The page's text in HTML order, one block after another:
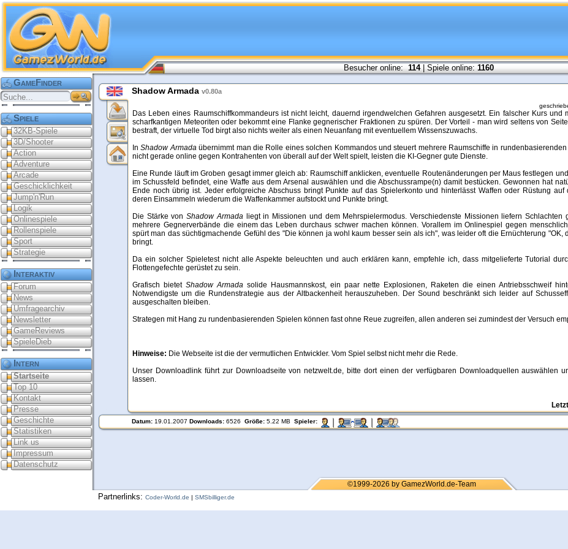
Besucher online:114| Spiele online:1160
GameFinder
Spiele
32KB-Spiele
3D/Shooter
Action
Adventure
Arcade
Geschicklichkeit
Jump'n'Run
Logik
Onlinespiele
Rollenspiele
Sport
Strategie
Interaktiv
Forum
News
Umfragearchiv
Newsletter
GameReviews
SpieleDieb
Intern
Startseite
Top 10
Kontakt
Presse
Geschichte
Statistiken
Link us
Impressum
Datenschutz
Shadow Armada v0.80a
Das Leben eines Raumschiffkommandeurs ist nicht leicht, dauernd irgendwelchen Gefahren ausgesetzt. Ein falscher Kurs und
scharfkantigen Meteoriten oder bekommt eine Flanke gegnerischer Fraktionen zu spüren. Der Vorteil - man wird seltens von
bestraft, der virtuelle Tod birgt also nichts weiter als einen Neuanfang mit eventuellem Wissenszuwachs.
InShadow Armadaübernimmt man die Rolle eines solchen Kommandos und steuert mehrere Raumschiffe in
nicht gerade online gegen Kontrahenten von überall auf der Welt spielt, leisten die KI-Gegner gute Dienste.
Eine Runde läuft im Groben gesagt immer gleich ab: Raumschiff anklicken, eventuelle Routenänderungen per Maus festlegen
im Schussfeld befindet, eine Waffe aus dem Arsenal auswählen und die Abschussrampe(n) damit bestücken. Gewonnen hat
Ende noch übrig ist. Jeder erfolgreiche Abschuss bringt Punkte auf das Spielerkonto und hinterlässt Waffen oder Rüstung auf
deren Einsammeln wiederum die Waffenkammer aufstockt und Punkte bringt.
Die Stärke vonShadow Armadaliegt in Missionen und dem Mehrspielermodus. Verschiedenste Missionen liefern Schlachten
mehrere Gegnerverbände die einem das Leben durchaus schwer machen können. Vorallem im Onlinespiel gegen
spürt man das süchtigmachende Gefühl des "Die können ja wohl kaum besser sein als ich", was leider oft die Ernüchterung "OK,
bringt.
Da ein solcher Spieletest nicht alle Aspekte beleuchten und auch erklären kann, empfehle ich, dass mitgelieferte Tutorial
Flottengefechte gerüstet zu sein.
Grafisch bietet Shadow Armada solide Hausmannskost, ein paar nette Explosionen, Raketen die einen Antriebsschweif
Notwendigste um die Rundenstrategie aus der Altbackenheit herauszuheben. Der Sound beschränkt sich leider auf
ausgeschalten bleiben.
Strategen mit Hang zu rundenbasierenden Spielen können fast ohne Reue zugreifen, allen anderen sei zumindest der Versuch
Hinweise: Die Webseite ist die der vermutlichen Entwickler. Vom Spiel selbst nicht mehr die Rede.
Unser Downloadlink führt zur Downloadseite von netzwelt.de, bitte dort einen der verfügbaren Downloadquellen auswählen
lassen.
Datum: 19.01.2007 Downloads: 6526 Größe: 5.22 MB Spieler:
©1999-2026 by GamezWorld.de-Team
Partnerlinks: Coder-World.de | SMSbilliger.de